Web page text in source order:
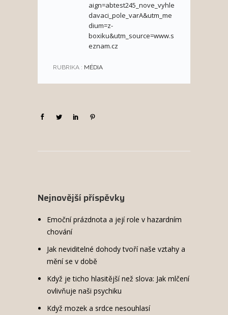
aign=abtest245_nove_vyhle
davaci_pole_varA&utm_me
dium=z-
boxiku&utm_source=www.s
eznam.cz
RUBRIKA : MÉDIA
Nejnovější příspěvky
Emoční prázdnota a její role v hazardním
chování
Jak neviditelné dohody tvoří naše vztahy a
mění se v době
Když je ticho hlasitější než slova: Jak mlčení
ovlivňuje naši psychiku
Když mozek a srdce nesouhlasí